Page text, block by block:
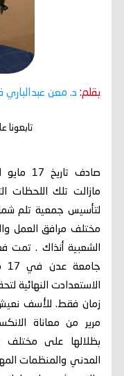
بقلم: د. معن عبدالباري
تابعونا
مازالت تلك اللحظات
لتأسيس جمعية تلم
مختلف مرافق العمل
الشعبية أنذاك . تمت
الاستعدادت النهائية
زمان فقط. للأسف
مرير من معاناة
بظلالها على مختلف
المدني والمنظمات